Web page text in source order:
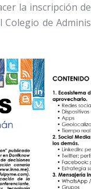
la inscripción
de